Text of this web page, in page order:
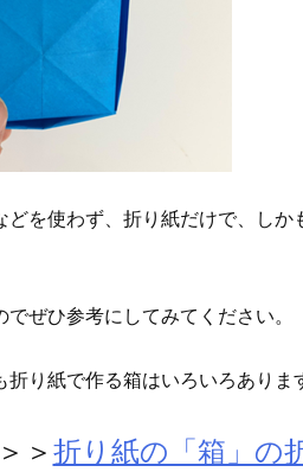
どを使わず、折り紙だけで、し
でぜひ参考にしてみてください。
折り紙で作る箱はいろいろありま
＞＞ 折り紙の「箱」の